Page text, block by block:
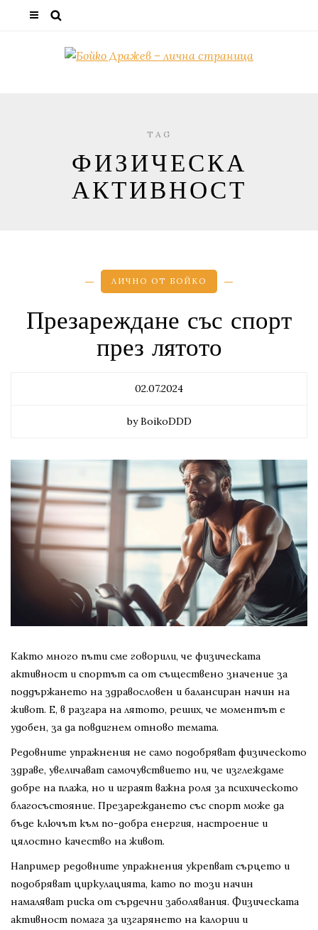
TAG
ФИЗИЧЕСКА
АКТИВНОСТ
ЛИЧНО ОТ БОЙКО
Презареждане със спорт
през лятото
02.07.2024
by BoikoDDD
Както много пъти сме говорили, че физическата
активност и спортът са от съществено значение за
поддържането на здравословен и балансиран начин на
живот. Е, в разгара на лятото, реших, че моментът е
удобен, за да повдигнем отново темата.
Редовните упражнения не само подобряват физическото
здраве, увеличават самочувствието ни, че изглеждаме
добре на плажа, но и играят важна роля за психическото
благосъстояние. Презареждането със спорт може да
бъде ключът към по-добра енергия, настроение и
цялостно качество на живот.
Например редовните упражнения укрепват сърцето и
подобряват циркулацията, като по този начин
намаляват риска от сърдечни заболявания. Физическата
активност помага за изгарянето на калории и